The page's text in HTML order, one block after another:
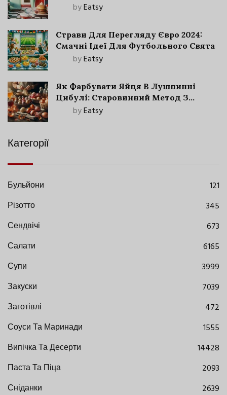
byEatsy
Страви Для Перегляду Євро 2024:
Смачні Ідеї Для Футбольного Свята
byEatsy
Як Фарбувати Яйця В Лушпинні
Цибулі: Старовинний Метод З
Сучасними Нюансами
byEatsy
Категорії
Бульйони
121
Різотто
345
Сендвічі
673
Салати
6165
Супи
3999
Закуски
7039
Заготівлі
472
Соуси Та Маринади
1555
Випічка Та Десерти
14428
Паста Та Піца
2093
Сніданки
2639